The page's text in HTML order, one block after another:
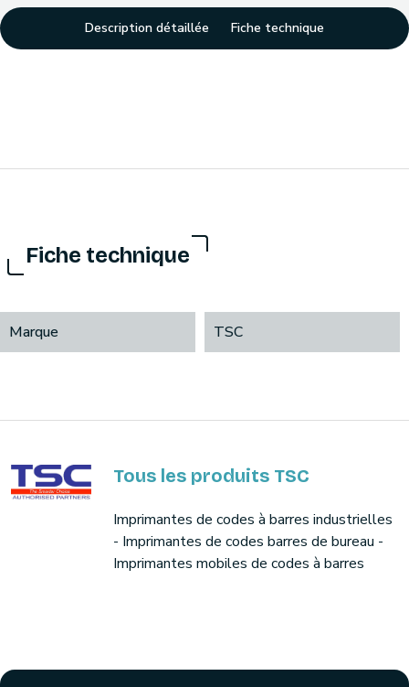
Description détaillée Fiche technique
Fiche technique
Marque TSC
Tous les produits TSC
Imprimantes de codes à barres industrielles
- Imprimantes de codes barres de bureau -
Imprimantes mobiles de codes à barres